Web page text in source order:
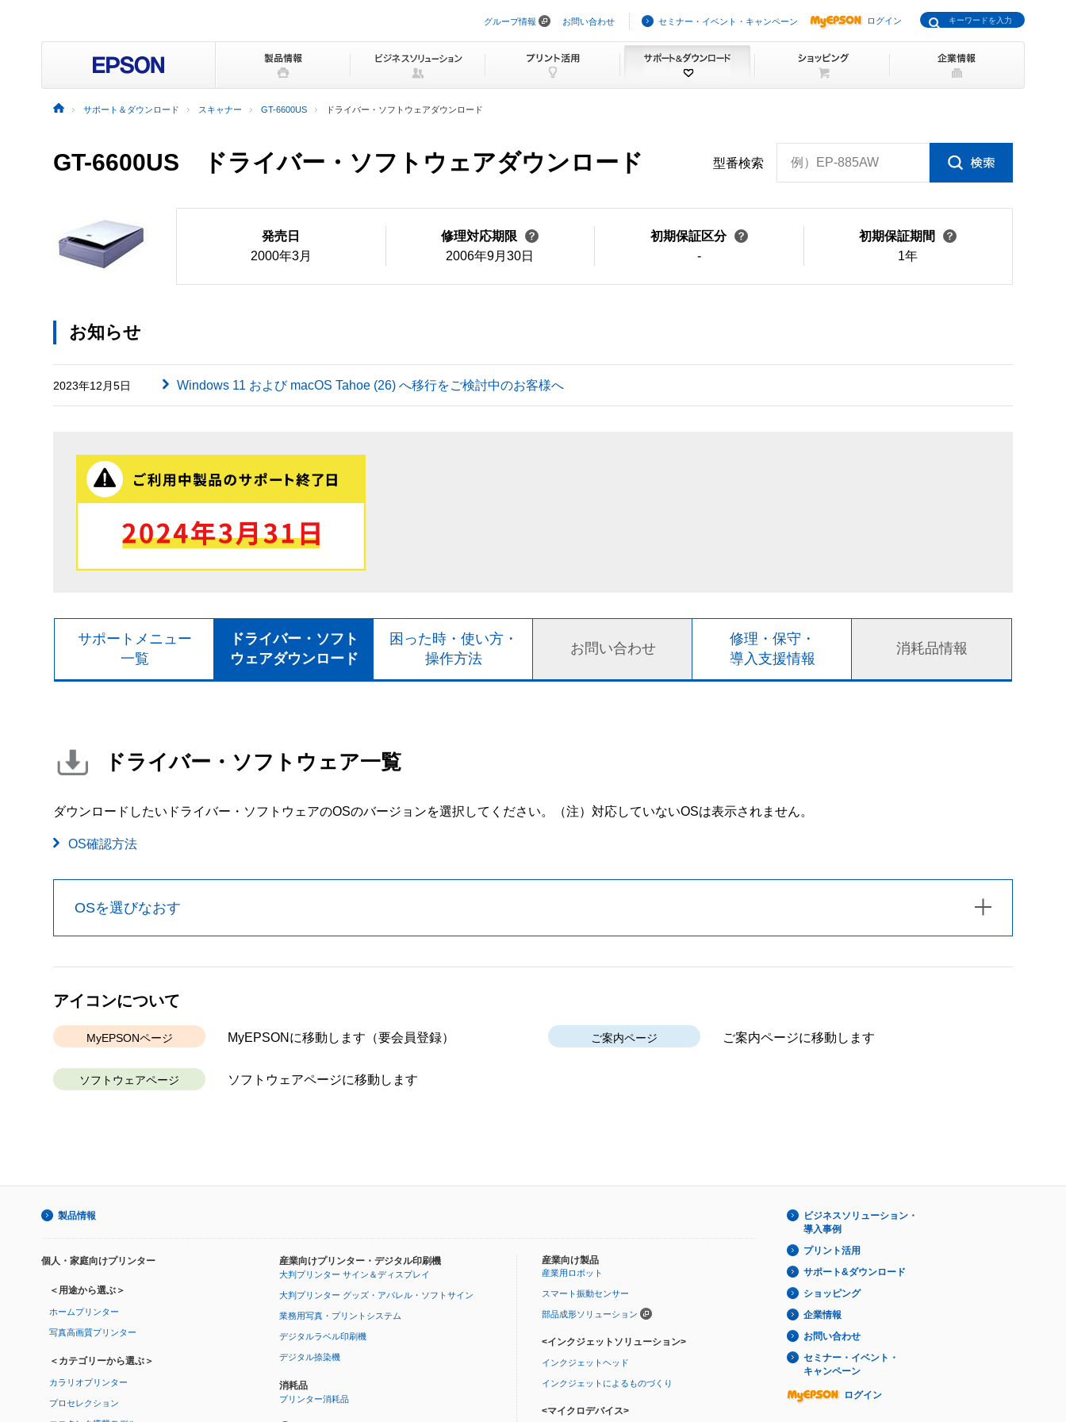
ビ
ョ
を
ッ
プ
グループ情報 お問い合わせ セミナー・イベント・キャンペーン ログイン
サポート＆ダウンロード スキャナー GT-6600US ドライバー・ソフトウェアダウンロード
GT-6600US ドライバー・ソフトウェアダウンロード 型番検索 例）EP-885AW
発売日
2000年3月
修理対応期限
2006年9月30日
初期保証区分
-
初期保証期間
1年
お知らせ
2023年12月5日 Windows 11 および macOS Tahoe (26) へ移行をご検討中のお客様へ
サポートメニュー
一覧
ドライバー・ソフト
ウェアダウンロード
困った時・使い方・
操作方法
お問い合わせ
修理・保守・
導入支援情報
消耗品情報
ドライバー・ソフトウェア一覧
ダウンロードしたいドライバー・ソフトウェアのOSのバージョンを選択してください。 （注）対応していないOSは表示されません。
OS確認方法
OSを選びなおす
アイコンについて
MyEPSONページ MyEPSONに移動します （要会員登録） ご案内ページ ご案内ページに移動します
ソフトウェアページ ソフトウェアページに移動します
製品情報
個人・家庭向けプリンター
＜用途から選ぶ＞
ホームプリンター
写真高画質プリンター
＜カテゴリーから選ぶ＞
カラリオプリンター
プロセレクション
産業向けプリンター・デジタル印刷機
大判プリンター サイン＆ディスプレイ
大判プリンター グッズ・アパレル・ソフトサイン
業務用写真・プリントシステム
デジタルラベル印刷機
デジタル捺染機
消耗品
プリンター消耗品
産業向け製品
産業用ロボット
スマート振動センサー
部品成形ソリューション
<インクジェットソリューション>
インクジェットヘッド
インクジェットによるものづくり
<マイクロデバイス>
ビジネスソリューション・
導入事例
プリント活用
サポート&ダウンロード
ショッピング
企業情報
お問い合わせ
セミナー・イベント・
キャンペーン
ログイン